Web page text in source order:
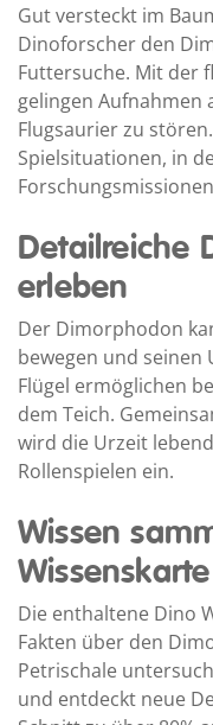
Gut versteckt im
Dinoforscher den
Futtersuche. Mit der
gelingen Aufnahmen
Flugsaurier zu
Spielsituationen, in
Detailreiche
erleben
Der Dimorphodon
bewegen und
Flügel ermöglichen
dem Teich.
wird die Urzeit
Rollenspielen ein.
Wissen
Wissenskarte
Die enthaltene Dino
Fakten über den
Petrischale
und entdeckt neue